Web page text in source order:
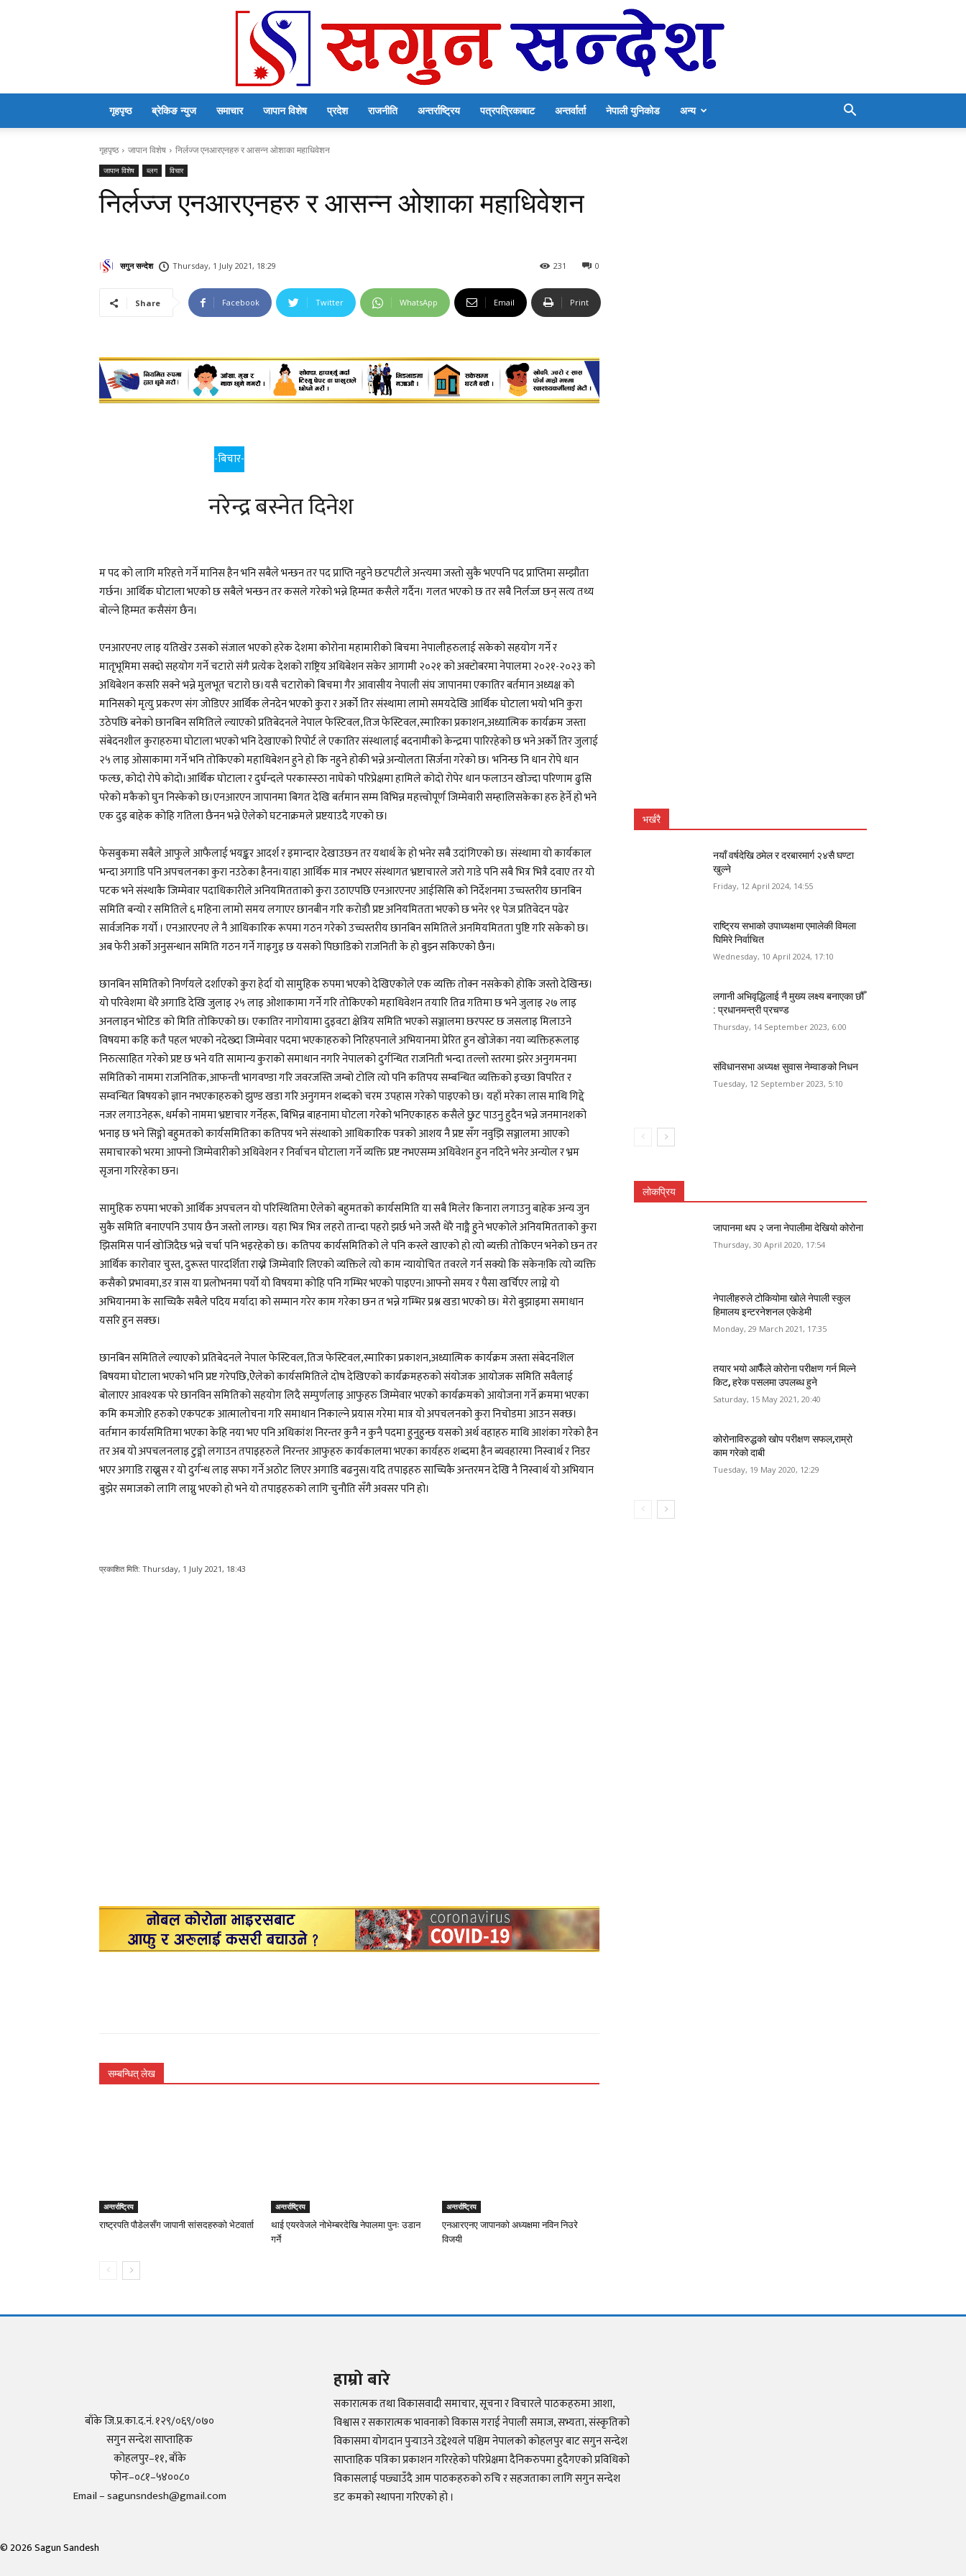
गृहपृष्ठ ब्रेकिङ न्युज समाचार जापान विशेष प्रदेश राजनीति अन्तर्राष्ट्रिय पत्रपत्रिकाबाट अन्तर्वार्ता नेपाली युनिकोड अन्य
गृहपृष्ठ जापान विशेष निर्लज्ज एनआरएनहरु र आसन्न ओशाका महाधिवेशन
जापान विशेष ब्लग विचार
निर्लज्ज एनआरएनहरु र आसन्न ओशाका महाधिवेशन
सगुन सन्देश Thursday, 1 July 2021, 18:29 0
231
Share Facebook Twitter WhatsApp Email Print
-बिचार-
नरेन्द्र बस्नेत दिनेश
म पद को लागि मरिहत्ते गर्ने मानिस हैन भनि सबैले भन्छन तर पद प्राप्ति नहुने छटपटीले अन्त्यमा जस्तो सुकै भएपनि पद प्राप्तिमा सम्झौता
गर्छन। आर्थिक घोटाला भएको छ सबैले भन्छन तर कसले गरेको भन्ने हिम्मत कसैले गर्दैन। गलत भएको छ तर सबै निर्लज्ज छन् सत्य तथ्य
बोल्ने हिम्मत कसैसंग छैन।
एनआरएनए लाइ यतिखेर उसको संजाल भएको हरेक देशमा कोरोना महामारीको बिचमा नेपालीहरुलाई सकेको सहयोग गर्ने र
मातृभूमिमा सक्दो सहयोग गर्ने चटारो संगै प्रत्येक देशको राष्ट्रिय अधिबेशन सकेर आगामी २०२१ को अक्टोबरमा नेपालमा २०२१-२०२३ को
अधिबेशन कसरि सक्ने भन्ने मुलभूत चटारो छ।यसै चटारोको बिचमा गैर आवासीय नेपाली संघ जापानमा एकातिर बर्तमान अध्यक्ष को
मानिसको मृत्यु प्रकरण संग जोडिएर आर्थिक लेनदेन भएको कुरा र अर्को तिर संस्थामा लामो समयदेखि आर्थिक घोटाला भयो भनि कुरा
उठेपछि बनेको छानबिन समितिले ल्याएको प्रतिबेदनले नेपाल फेस्टिवल,तिज फेस्टिवल,स्मारिका प्रकाशन,अध्यात्मिक कार्यक्रम जस्ता
संबेदनशील कुराहरुमा घोटाला भएको भनि देखाएको रिपोर्ट ले एकातिर संस्थालाई बदनामीको केन्द्रमा पारिरहेको छ भने अर्को तिर जुलाई
२५ लाइ ओसाकामा गर्ने भनि तोकिएको महाधिबेशन हुने हो कि नहुने होकी भन्ने अन्योलता सिर्जना गरेको छ। भनिन्छ नि धान रोपे धान
फल्छ, कोदो रोपे कोदो।आर्थिक घोटाला र दुर्घन्दले परकास्स्ठा नाघेको परिप्रेक्षमा हामिले कोदो रोपेर धान फलाउन खोज्दा परिणाम ढुसि
परेको मकैको घुन निस्केको छ।एनआरएन जापानमा बिगत देखि बर्तमान सम्म विभिन्न महत्त्वोपूर्ण जिम्मेवारी सम्हालिसकेका हरु हेर्ने हो भने
एक दुइ बाहेक कोहि गतिला छैनन भन्ने ऐलेको घटनाक्रमले प्रष्टयाउदै गएको छ।
फेसबुकमा सबैले आफुले आफैलाई भयङ्कर आदर्श र इमान्दार देखाउछन तर यथार्थ के हो भनेर सबै उदांगिएको छ। संस्थामा यो कार्यकाल
भन्दा अगाडि पनि अपचलनका कुरा नउठेका हैनन।याहा आर्थिक मात्र नभएर संस्थागत भ्रष्टाचारले जरो गाडे पनि सबै भित्र भित्रै दवाए तर यो
पटक भने संस्थाकै जिम्मेवार पदाधिकारीले अनियमितताको कुरा उठाएपछि एनआरएनए आईसिसि को निर्देशनमा उच्चस्तरीय छानबिन
समिति बन्यो र समितिले ६ महिना लामो समय लगाएर छानबीन गरि करोडौ प्रष्ट अनियमितता भएको छ भनेर ९१ पेज प्रतिवेदन पढेर
सार्वजनिक गर्यो । एनआरएनए ले नै आधिकारिक रूपमा गठन गरेको उच्चस्तरीय छानबिन समितिले अनमियमितता पुष्टि गरि सकेको छ।
अब फेरी अर्को अनुसन्धान समिति गठन गर्ने गाइगुइ छ यसको पिछाडिको राजनिती के हो बुझ्न सकिएको छैन।
छानबिन समितिको निर्णयले दर्शाएको कुरा हेर्दा यो सामुहिक रुपमा भएको देखिएकोले एक व्यक्ति तोक्न नसकेको होकि जस्तो देखिन्छ।
यो परिवेशमा धेरै अगाडि देखि जुलाइ २५ लाइ ओशाकामा गर्ने गरि तोकिएको महाधिवेशन तयारि तिव्र गतिमा छ भने जुलाइ २७ लाइ
अनलाइन भोटिङ को मिति तोकिएको छ। एकातिर नागोयामा दुइवटा क्षेत्रिय समिति भएको सञ्जालमा छरपस्ट छ जसलाइ मिलाउने
विषयमा कहि कतै पहल भएको नदेख्दा जिम्मेवार पदमा भएकाहरुको निरिहपनाले अभियानमा प्रेरित हुन खोजेका नया व्यक्तिहरूलाइ
निरुत्साहित गरेको प्रष्ट छ भने यति सामान्य कुराको समाधान नगरि नेपालको दुर्गन्धित राजनिती भन्दा तल्लो स्तरमा झरेर अनुगमनमा
समितिको नाममा राजनितिक,आफन्ती भागवण्डा गरि जवरजस्ति जम्बो टोलि त्यो पनि कतिपय सम्बन्धित व्यक्तिको इच्छा विपरित र
सम्वन्धित बिषयको ज्ञान नभएकाहरुको झुण्ड खडा गरि अनुगमन शब्दको चरम उपहास गरेको पाइएको छ। यहाँ मरेका लास माथि गिद्दे
नजर लगाउनेहरू, धर्मको नाममा भ्रष्टाचार गर्नेहरू, बिभिन्न बाहनामा घोटला गरेको भनिएकाहरु कसैले छुट पाउनु हुदैन भन्ने जनमानशको
भनाइ छ भने सिङ्गो बहुमतको कार्यसमितिका कतिपय भने संस्थाको आधिकारिक पत्रको आशय नै प्रष्ट सँग नवुझि सञ्जालमा आएको
समाचारको भरमा आफ्नो जिम्मेवारीको अधिवेशन र निर्वाचन घोटाला गर्ने व्यक्ति प्रष्ट नभएसम्म अधिवेशन हुन नदिने भनेर अन्योल र भ्रम
सृजना गरिरहेका छन।
सामुहिक रुपमा भएको आर्थिक अपचलन यो परिस्थितिमा ऐेलेको बहुमतको कार्यसमिति या सबै मिलेर किनारा लगाउनु बाहेक अन्य जुन
सुकै समिति बनाएपनि उपाय छैन जस्तो लाग्छ। यहा भित्र भित्र लहरो तान्दा पहरो झर्छ भने जस्तै धेरै नाङ्गै हुने भएकोले अनियमितताको कुरा
झिसमिस पार्न खोजिदैछ भन्ने चर्चा पनि भइरहेको छ। कतिपय कार्यसमितिको ले पनि कस्ले खाएको हो त्यो ब्यक्ती तोकिएन भनेको छन तर
आर्थिक कारोवार चुस्त, दुरूस्त पारदर्शिता राख्ने जिम्मेवारि लिएको व्यक्तिले त्यो काम न्यायोचित तवरले गर्न सक्यो कि सकेन!कि त्यो व्यक्ति
कसैको प्रभावमा,डर त्रास या प्रलोभनमा पर्यो यो विषयमा कोहि पनि गम्भिर भएको पाइएन।आफ्नो समय र पैसा खर्चिएर लाग्ने यो
अभियानमा के साच्चिकै सबैले पदिय मर्यादा को सम्मान गरेर काम गरेका छन त भन्ने गम्भिर प्रश्न खडा भएको छ। मेरो बुझाइमा समाधान
यसरि हुन सक्छ।
छानबिन समितिले ल्याएको प्रतिबेदनले नेपाल फेस्टिवल,तिज फेस्टिवल,स्मारिका प्रकाशन,अध्यात्मिक कार्यक्रम जस्ता संबेदनशिल
बिषयमा घोटाला भएको भनि प्रष्ट गरेपछि,ऐेलेको कार्यसमितिले दोष देखिएको कार्यक्रमहरुको संयोजक आयोजक समिति सवैलाई
बोलाएर आवश्यक परे छानविन समितिको सहयोग लिदै सम्पुर्णलाइ आफुहरु जिम्मेवार भएको कार्यक्रमको आयोजना गर्ने क्रममा भएका
कमि कमजोरि हरुको एकपटक आत्मालोचना गरि समाधान निकाल्ने प्रयास गरेमा मात्र यो अपचलनको कुरा निचोडमा आउन सक्छ।
वर्तमान कार्यसमितिमा भएका केहि नया भए पनि अधिकांश निरन्तर कुनै न कुनै पदमा हुनुहुन्छ यसको अर्थ वहाहरु माथि आशंका गरेको हैन
तर अब यो अपचलनलाइ टुङ्गो लगाउन तपाइहरुले निरन्तर आफुहरु कार्यकालमा भएका कार्यहरु शब्दमा हैन ब्यवहारमा निस्वार्थ र निडर
भएर अगाडि राख्नुस र यो दुर्गन्ध लाइ सफा गर्ने अठोट लिएर अगाडि बढनुस।यदि तपाइहरु साच्चिकै अन्तरमन देखि नै निस्वार्थ यो अभियान
बुझेर समाजको लागि लाग्नु भएको हो भने यो तपाइहरुको लागि चुनौति सँगै अवसर पनि हो।
प्रकाशित मिति: Thursday, 1 July 2021, 18:43
सम्बन्धित् लेख
अन्तर्राष्ट्रिय
राष्ट्रपति पौडेलसँग जापानी सांसदहरुको भेटवार्ता
अन्तर्राष्ट्रिय
थाई एयरवेजले नोभेम्बरदेखि नेपालमा पुनः उडान
गर्ने
अन्तर्राष्ट्रिय
एनआरएनए जापानको अध्यक्षमा नविन निउरे
विजयी
भर्खरै
नयाँ वर्षदेखि ठमेल र दरबारमार्ग २४सै घण्टा
खुल्ने
Friday, 12 April 2024, 14:55
राष्ट्रिय सभाको उपाध्यक्षमा एमालेकी विमला
घिमिरे निर्वाचित
Wednesday, 10 April 2024, 17:10
लगानी अभिवृद्धिलाई नै मुख्य लक्ष्य बनाएका छौँ
: प्रधानमन्त्री प्रचण्ड
Thursday, 14 September 2023, 6:00
संविधानसभा अध्यक्ष सुवास नेम्वाङको निधन
Tuesday, 12 September 2023, 5:10
लोकप्रिय
जापानमा थप २ जना नेपालीमा देखियो कोरोना
Thursday, 30 April 2020, 17:54
नेपालीहरुले टोकियोमा खोले नेपाली स्कुल
हिमालय इन्टरनेशनल एकेडेमी
Monday, 29 March 2021, 17:35
तयार भयो आफैँले कोरोना परीक्षण गर्न मिल्ने
किट, हरेक पसलमा उपलब्ध हुने
Saturday, 15 May 2021, 20:40
कोरोनाविरुद्धको खोप परीक्षण सफल,राम्रो
काम गरेको दाबी
Tuesday, 19 May 2020, 12:29
बाँके जि.प्र.का.द.नं. १२९/०६९/०७०
सगुन सन्देश साप्ताहिक
कोहलपुर–११, बाँके
फोनः–०८१–५४००८०
Email – sagunsndesh@gmail.com
हाम्रो बारे
सकारात्मक तथा विकासवादी समाचार, सूचना र विचारले पाठकहरुमा आशा,
विश्वास र सकारात्मक भावनाको विकास गराई नेपाली समाज, सभ्यता, संस्कृतिको
विकासमा योगदान पुर्‍याउने उद्देश्यले पश्चिम नेपालको कोहलपुर बाट सगुन सन्देश
साप्ताहिक पत्रिका प्रकाशन गरिरहेको परिप्रेक्षमा दैनिकरुपमा हुदैगएको प्रविधिको
विकासलाई पछ्याउँदै आम पाठकहरुको रुचि र सहजताका लागि सगुन सन्देश
डट कमको स्थापना गरिएको हो ।
©2026Sagun Sandesh